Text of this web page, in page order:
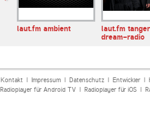
laut.fm ambient
laut.fm
dream-radio
Kontakt| Impressum| Datenschutz| Entwickler|
Radioplayer für Android TV| Radioplayer für iOS|